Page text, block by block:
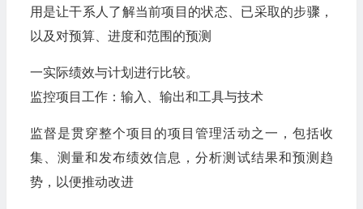
用是让干系人了解当前项目的状态、已采取的步骤，
以及对预算、进度和范围的预测
一实际绩效与计划进行比较。
监控项目工作：输入、输出和工具与技术
监督是贯穿整个项目的项目管理活动之一，包括收
集、测量和发布绩效信息，分析测试结果和预测趋
势，以便推动改进